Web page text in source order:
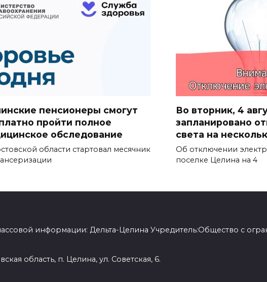
пенсионеры смогут
пройти полное
обследование
области стартовал месячник
Во вторник, 4
запланировано
света на
Об отключении
поселке Целина на 4
информации: Дельта-Целина Учредитель:Общество с
область, п. Целина, ул. Советская, 6.